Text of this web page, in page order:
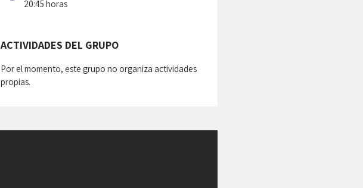
20:45 horas
ACTIVIDADES DEL GRUPO
Por el momento, este grupo no organiza actividades
propias.